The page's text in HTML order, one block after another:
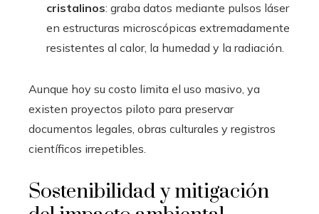
cristalinos: graba datos mediante pulsos láser
en estructuras microscópicas extremadamente
resistentes al calor, la humedad y la radiación.
Aunque hoy su costo limita el uso masivo, ya
existen proyectos piloto para preservar
documentos legales, obras culturales y registros
científicos irrepetibles.
Sostenibilidad y mitigación